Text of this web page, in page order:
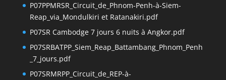
P07PPMRSR_Circuit_de_Phnom-Penh-à-Siem-
Reap_via_Mondulkiri et Ratanakiri.pdf
P07SR Cambodge 7 jours 6 nuits à Angkor.pdf
P07SRBATPP_Siem_Reap_Battambang_Phnom_Penh
_7_jours.pdf
P07SRMRPP_Circuit_de_REP-à-